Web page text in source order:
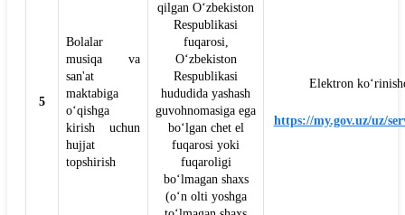
5
Bolalar
musiqa va
san'at
maktabiga
o‘qishga
kirish uchun
hujjat
topshirish
qilgan O‘zbekiston
Respublikasi
fuqarosi,
O‘zbekiston
Respublikasi
hududida yashash
guvohnomasiga ega
bo‘lgan chet el
fuqarosi yoki
fuqaroligi
bo‘lmagan shaxs
(o‘n olti yoshga
Elektron
https://my.gov.uz/uz/